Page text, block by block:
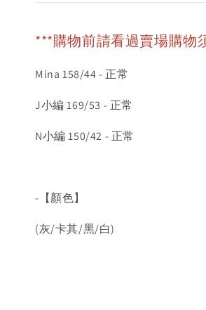
***購物前請看過賣場購物
Mina 158/44 - 正常
J小編 169/53 - 正常
N小編 150/42 - 正常
-【顏色】
(灰/卡其/黑/白)